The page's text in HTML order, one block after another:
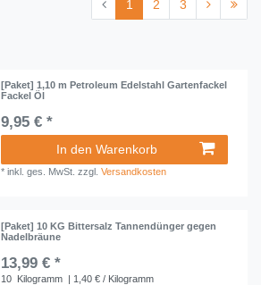
1 2 3
[Paket] 1,10 m Petroleum Edelstahl Gartenfackel
Fackel Öl
9,95 € *
In den Warenkorb
*inkl. ges. MwSt. zzgl.Versandkosten
[Paket] 10 KG Bittersalz Tannendünger gegen
Nadelbräune
13,99 € *
10 Kilogramm | 1,40 € / Kilogramm